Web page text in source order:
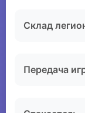
Склад
Передача